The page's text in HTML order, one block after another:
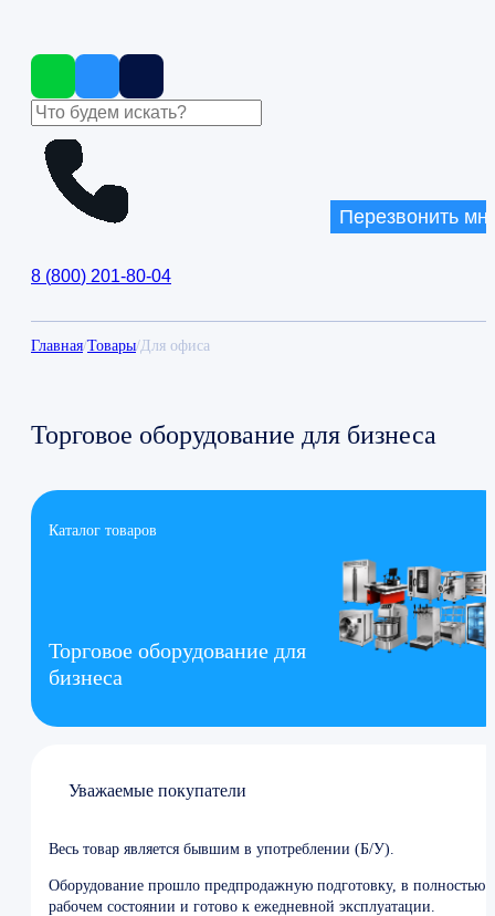
8 (800) 201-80-04
Перезвонить
Главная/Товары/Для офиса
Торговое оборудование для бизнеса
Каталог товаров
Торговое оборудование для
бизнеса
Уважаемые покупатели
Весь товар является бывшим в употреблении (Б/У).
Оборудование прошло предпродажную подготовку, в полностью
рабочем состоянии и готово к ежедневной эксплуатации.